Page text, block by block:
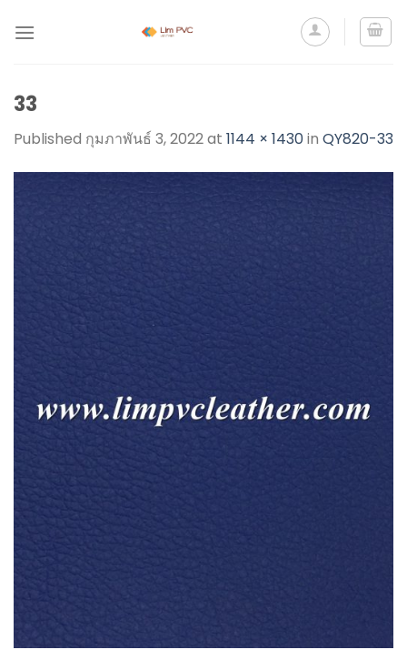
33
Published กุมภาพันธ์ 3, 2022at 1144 × 1430in QY820-33